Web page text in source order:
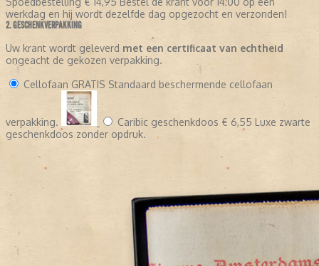
werkdag en hij wordt dezelfde dag opgezocht en verzonden!
2. GESCHENKVERPAKKING
Uw krant wordt geleverd met een certificaat van echtheid
ongeacht de gekozen verpakking.
Cellofaan GRATIS Standaard beschermende cellofaan
verpakking. Caribic geschenkdoos € 6,55 Luxe zwarte
geschenkdoos zonder opdruk.